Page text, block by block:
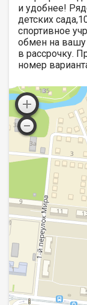
и удобнее!
детских
спортивное
обмен на
в рассрочку.
номер